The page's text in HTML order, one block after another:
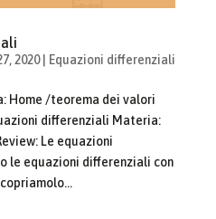
2020| Equazioni differenziali
Home /teorema dei valori
differenziali Materia:
Le equazioni
le equazioni differenziali con